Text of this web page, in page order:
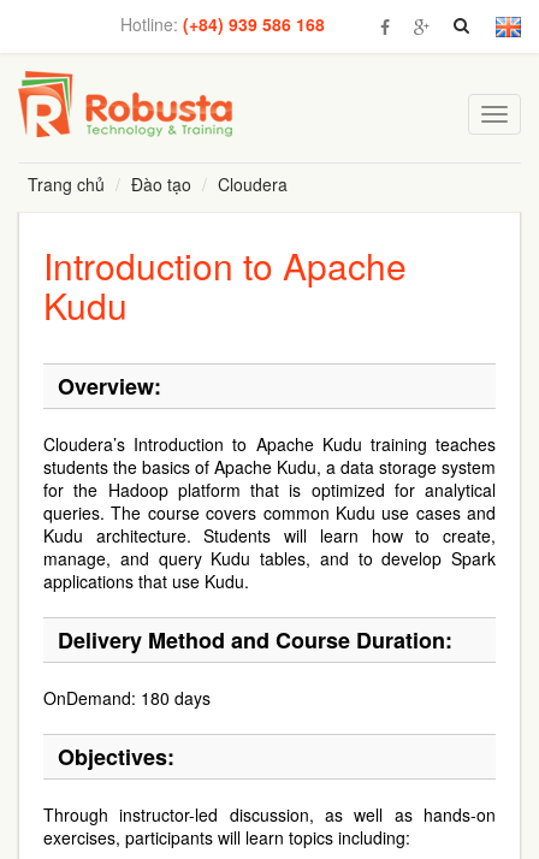
Hotline: (+84) 939 586 168
Trang chủ
Đào tạo Cloudera
Introduction to Apache
Kudu
Overview:
Cloudera’s Introduction to Apache Kudu training teaches
students the basics of Apache Kudu, a data storage system
for the Hadoop platform that is optimized for analytical
queries. The course covers common Kudu use cases and
Kudu architecture. Students will learn how to create,
manage, and query Kudu tables, and to develop Spark
applications that use Kudu.
Delivery Method and Course Duration:
OnDemand: 180 days
Objectives:
Through instructor-led discussion, as well as hands-on
exercises, participants will learn topics including: